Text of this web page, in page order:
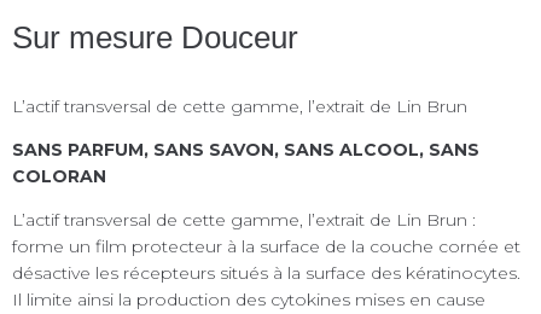
Sur mesure Douceur
L’actif transversal de cette gamme, l’extrait de Lin Brun
SANS PARFUM, SANS SAVON, SANS ALCOOL, SANS
COLORAN
L’actif transversal de cette gamme, l’extrait de Lin Brun :
forme un film protecteur à la surface de la couche cornée et
désactive les récepteurs situés à la surface des kératinocytes.
Il limite ainsi la production des cytokines mises en cause